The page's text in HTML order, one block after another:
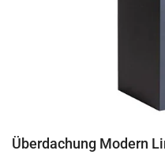
Überdachung Modern